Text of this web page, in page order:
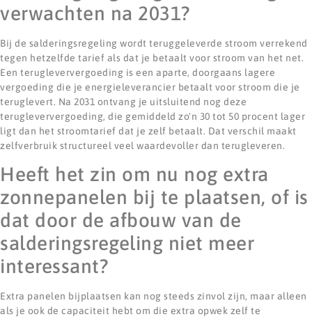
verwachten na 2031?
Bij de salderingsregeling wordt teruggeleverde stroom verrekend
tegen hetzelfde tarief als dat je betaalt voor stroom van het net.
Een terugleververgoeding is een aparte, doorgaans lagere
vergoeding die je energieleverancier betaalt voor stroom die je
teruglevert. Na 2031 ontvang je uitsluitend nog deze
terugleververgoeding, die gemiddeld zo'n 30 tot 50 procent lager
ligt dan het stroomtarief dat je zelf betaalt. Dat verschil maakt
zelfverbruik structureel veel waardevoller dan terugleveren.
Heeft het zin om nu nog extra
zonnepanelen bij te plaatsen, of is
dat door de afbouw van de
salderingsregeling niet meer
interessant?
Extra panelen bijplaatsen kan nog steeds zinvol zijn, maar alleen
als je ook de capaciteit hebt om die extra opwek zelf te